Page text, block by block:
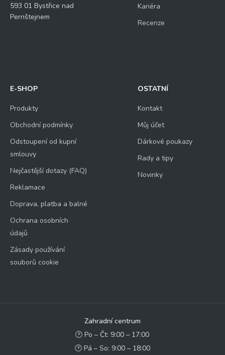
593 01 Bystřice nad
Pernštejnem
Kariéra
Recenze
E-SHOP
Produkty
Obchodní podmínky
Odstoupení od kupní
smlouvy
Nejčastější dotazy (FAQ)
Reklamace
Doprava, platba a balné
Ochrana osobních
údajů
Zásady používání
souborů cookie
OSTATNÍ
Kontakt
Můj účet
Dárkové poukazy
Rady a tipy
Novinky
Zahradní centrum
🕑 Po – Čt: 9:00 – 17:00
🕑 Pá – So: 9:00 – 18:00